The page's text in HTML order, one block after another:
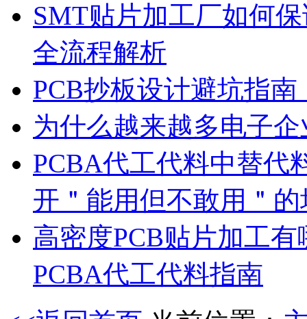
SMT贴片加工厂如何
全流程解析
PCB抄板设计避坑指
为什么越来越多电子
PCBA代工代料中替代
开＂能用但不敢用＂的
高密度PCB贴片加工
PCBA代工代料指南